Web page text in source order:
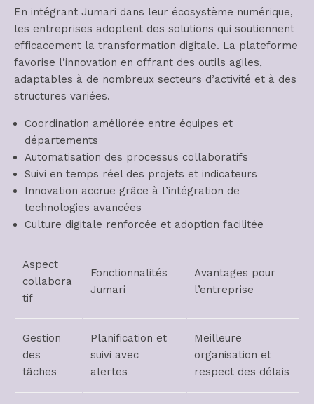
En intégrant Jumari dans leur écosystème numérique,
les entreprises adoptent des solutions qui soutiennent
efficacement la transformation digitale. La plateforme
favorise l’innovation en offrant des outils agiles,
adaptables à de nombreux secteurs d’activité et à des
structures variées.
Coordination améliorée entre équipes et
départements
Automatisation des processus collaboratifs
Suivi en temps réel des projets et indicateurs
Innovation accrue grâce à l’intégration de
technologies avancées
Culture digitale renforcée et adoption facilitée
Aspect
collabora
tif
Fonctionnalités
Jumari
Avantages pour
l’entreprise
Gestion
des
tâches
Planification et
suivi avec
alertes
Meilleure
organisation et
respect des délais